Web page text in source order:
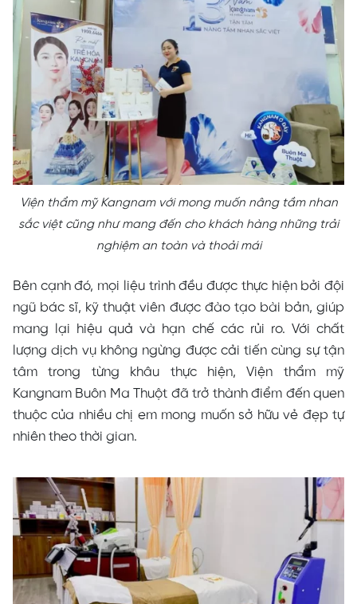
Viện thẩm mỹ Kangnam với mong muốn nâng tầm nhan
sắc việt cũng như mang đến cho khách hàng những trải
nghiệm an toàn và thoải mái
Bên cạnh đó, mọi liệu trình đều được thực hiện bởi đội
ngũ bác sĩ, kỹ thuật viên được đào tạo bài bản, giúp
mang lại hiệu quả và hạn chế các rủi ro. Với chất
lượng dịch vụ không ngừng được cải tiến cùng sự tận
tâm trong từng khâu thực hiện, Viện thẩm mỹ
Kangnam Buôn Ma Thuột đã trở thành điểm đến quen
thuộc của nhiều chị em mong muốn sở hữu vẻ đẹp tự
nhiên theo thời gian.